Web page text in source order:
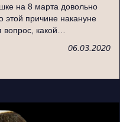
на 8 марта довольно
этой причине накануне
вопрос, какой…
06.03.2020